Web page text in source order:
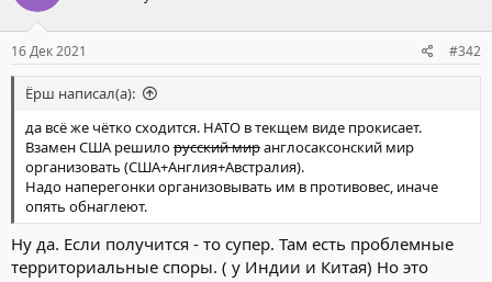
и
:
16 Дек 2021 #342
Ёрш написал(а):
да всё же чётко сходится. НАТО в текщем виде прокисает.
Взамен США решилорусский миранглосаксонский мир
организовать (США+Англия+Австралия).
Надо наперегонки организовывать им в противовес, иначе
опять обнаглеют.
Ну да. Если получится - то супер. Там есть проблемные
территориальные споры. ( у Индии и Китая) Но это